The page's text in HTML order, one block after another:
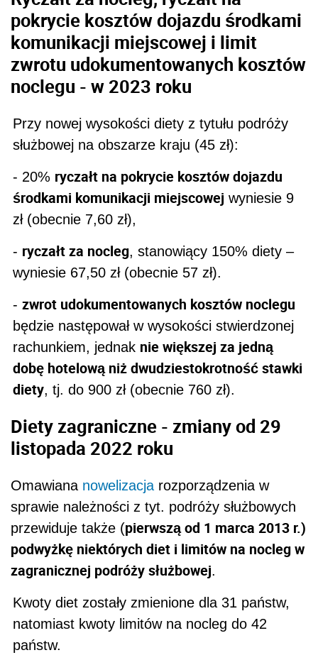
pokrycie kosztów dojazdu środkami
komunikacji miejscowej i limit
zwrotu udokumentowanych kosztów
noclegu - w 2023 roku
Przy nowej wysokości diety z tytułu podróży
służbowej na obszarze kraju (45 zł):
- 20% ryczałt na pokrycie kosztów dojazdu
środkami komunikacji miejscowej wyniesie 9
zł (obecnie 7,60 zł),
- ryczałt za nocleg, stanowiący 150% diety –
wyniesie 67,50 zł (obecnie 57 zł).
- zwrot udokumentowanych kosztów noclegu
będzie następował w wysokości stwierdzonej
rachunkiem, jednak nie większej za jedną
dobę hotelową niż dwudziestokrotność stawki
diety, tj. do 900 zł (obecnie 760 zł).
Diety zagraniczne - zmiany od 29
listopada 2022 roku
Omawiana nowelizacja rozporządzenia w
sprawie należności z tyt. podróży służbowych
przewiduje także (pierwszą od 1 marca 2013 r.)
podwyżkę niektórych diet i limitów na nocleg w
zagranicznej podróży służbowej.
Kwoty diet zostały zmienione dla 31 państw,
natomiast kwoty limitów na nocleg do 42
państw.